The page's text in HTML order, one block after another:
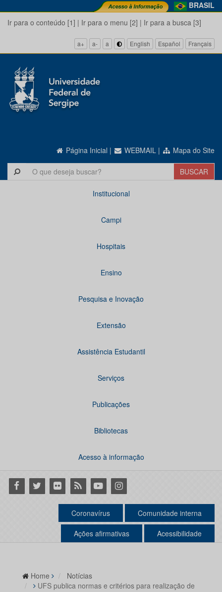
BRASIL
Ir para o conteúdo [1] | Ir para o menu [2] | Ir para a busca [3]
a+ a- a English Español Français
Página Inicial | WEBMAIL | Mapa do Site
Institucional
Campi
Hospitais
Ensino
Pesquisa e Inovação
Extensão
Assistência Estudantil
Serviços
Publicações
Bibliotecas
Acesso à informação
Facebook
Twitter Flickr RSS YoutubeInstagram
Coronavírus Comunidade interna
Ações afirmativas Acessibilidade
Home
Notícias
UFS publica normas e critérios para realização de